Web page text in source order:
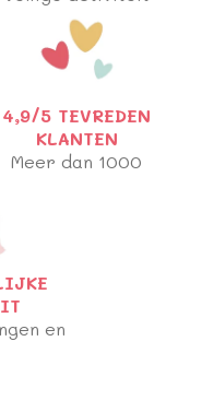
4,9/5 TEVREDEN
KLANTEN
Meer dan 1000
en